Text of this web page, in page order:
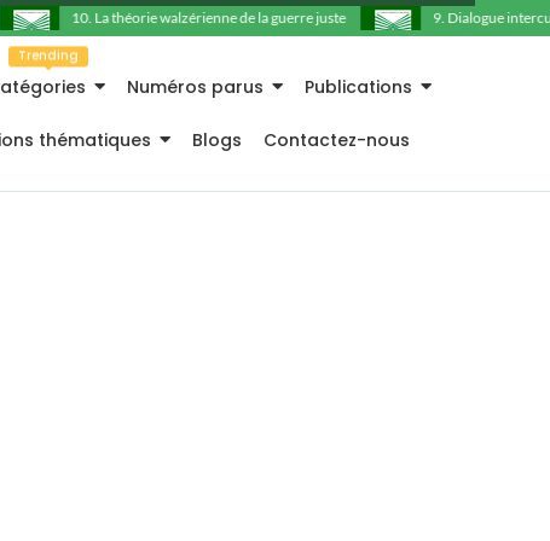
10. La théorie walzérienne de la guerre juste 9. Dialogue
Trending
Numéros parus Publications
thématiques Blogs Contactez-nous